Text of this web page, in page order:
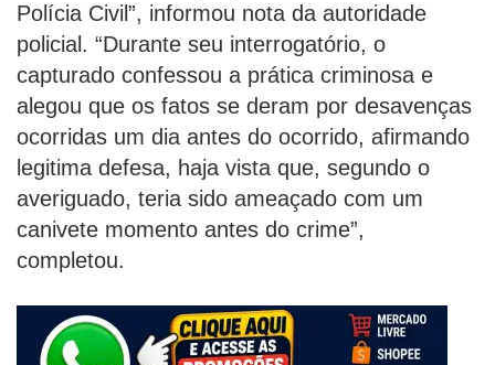
Polícia Civil”, informou nota da autoridade
policial. “Durante seu interrogatório, o
capturado confessou a prática criminosa e
alegou que os fatos se deram por desavenças
ocorridas um dia antes do ocorrido, afirmando
legitima defesa, haja vista que, segundo o
averiguado, teria sido ameaçado com um
canivete momento antes do crime”,
completou.